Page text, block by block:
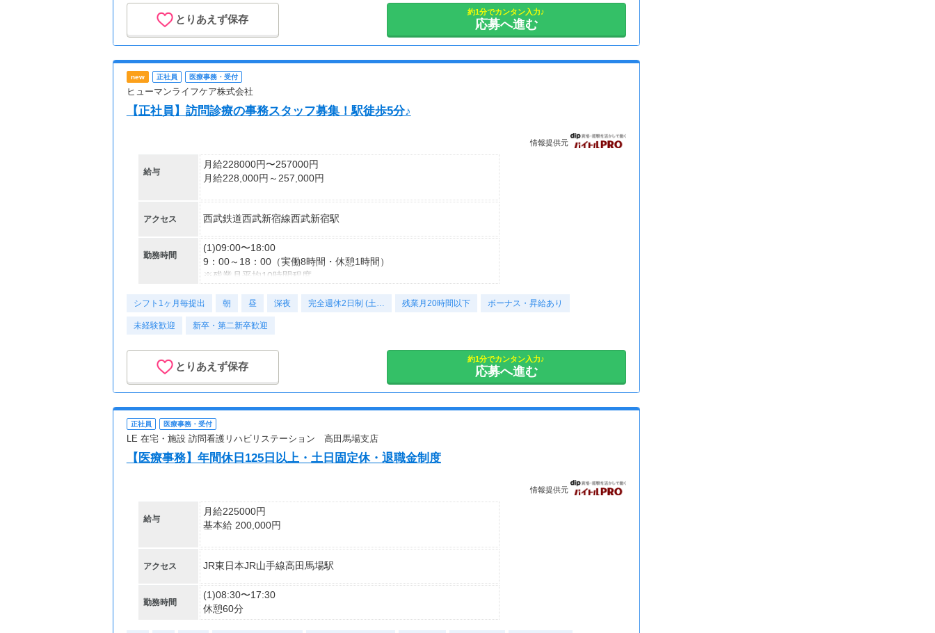
（土曜/4時間）
週5日のフルタイム勤務が可能な方。
・上記時間ラストまでシフト対応できる方。
※薬学生の方はフルタイム勤務でなくとも可。
学業に合わせ、時間・曜日はご相談ください。
とりあえず保存
約1分でカンタン入力♪
応募へ進む
new 正社員 医療事務・受付
ヒューマンライフケア株式会社
【正社員】訪問診療の事務スタッフ募集！駅徒歩5分♪
情報提供元
給与
月給228000円〜257000円
月給228,000円～257,000円
・基本給…191,000円～220,000円
・地域手当…37,000円
【交通費】
一部支給
アクセス 西武鉄道西武新宿線西武新宿駅
勤務時間
(1)09:00〜18:00
9：00～18：00（実働8時間・休憩1時間）
※残業月平均10時間程度
シフト1ヶ月毎提出 朝 昼 深夜 完全週休2日制 (土… 残業月20時間以下 ボーナス・昇給あり
未経験歓迎 新卒・第二新卒歓迎
とりあえず保存
約1分でカンタン入力♪
応募へ進む
正社員 医療事務・受付
LE 在宅・施設 訪問看護リハビリステーション 高田馬場支店
【医療事務】年間休日125日以上・土日固定休・退職金制度
情報提供元
給与
月給225000円
基本給 200,000円
◆昇給年1回
（入職月）
◆賞与年2回
（入職1年後から算定開始のため
2年目より支給）
◆住宅手当
アクセス JR東日本JR山手線高田馬場駅
勤務時間
(1)08:30〜17:30
休憩60分